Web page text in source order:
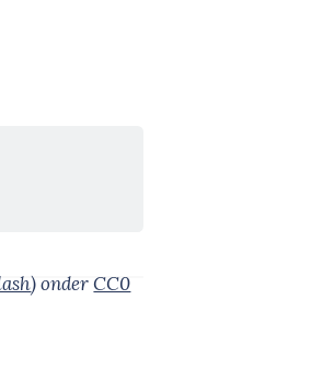
)onderCC0